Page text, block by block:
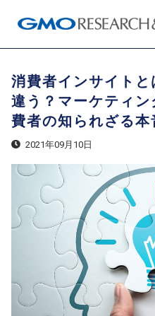
消費者インサイト
違う？マーケティ
費者の知られざる本
2021年09月10日